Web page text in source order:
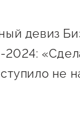
для
инноваций
сферы
финансовой
девиз
2024:
не